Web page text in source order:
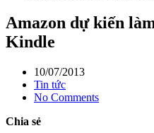
Amazon dự kiến
Kindle
10/07/2013
Tin tức
No Comments
Chia sẻ